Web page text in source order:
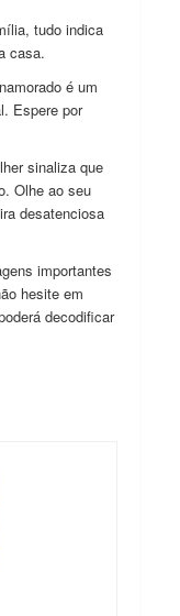
tudo indica
casa.
é um
Espere por
sinaliza que
Olhe ao seu
desatenciosa
importantes
hesite em
decodificar